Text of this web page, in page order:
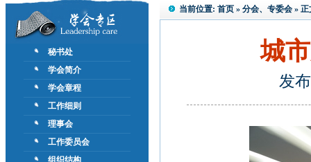
秘书处
学会简介
学会章程
工作细则
理事会
工作委员会
组织结构
当前位置: 首页 » 分会、专委会 » 正
城
发